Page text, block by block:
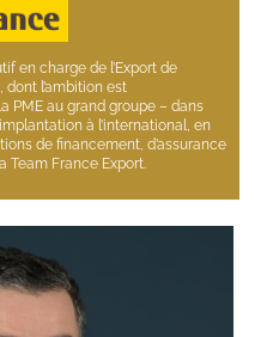
en charge de l’Export de
l’ambition est
PME au grand groupe – dans
à l’international, en
de financement, d’assurance
Team France Export.